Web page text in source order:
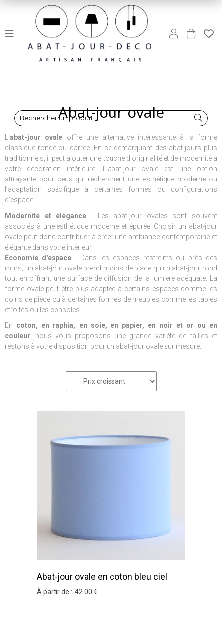
Rechercher un produitAbat-jour ovale
L'abat-jour ovale offre une alternative intéressante à la forme
classique ronde ou carrée. En se démarquant des abat-jours plus
traditionnels, il peut ajouter une touche d'originalité et de modernité à
votre décoration intérieure. L’abat-jour ovale est une option
attrayante pour ceux qui recherchent une esthétique moderne ou
l’adaptation spécifique à certaines formes ou configurations
d'espace.
Modernité et élégance : Les abat-jour ovales sont souvent
associés à une esthétique moderne et épurée. Choisir un abat-jour
ovale peut donc contribuer à créer une ambiance contemporaine et
élégante dans votre intérieur.
Économie d'espace : Dans les espaces restreints ou près des
murs, un abat-jour ovale prend moins de place qu'un abat-jour rond
tout en offrant une surface de diffusion de la lumière adéquate. La
forme ovale peut être plus adaptée à certains espaces comme les
coins de pièce ou à certaines formes de meubles comme les tables
étroites ou les consoles.
En coton, en raphia, en soie, en papier, en noir et or ou en
couleur , nous vous proposons une grande variété de tailles et
restons à votre disposition pour un abat-jour ovale sur mesure.
Abat-jour ovale en coton bleu ciel
À partir de : 42 .00 €